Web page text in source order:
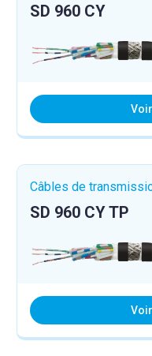
SD 960 CY
Câbles de
SD 960 CY TP